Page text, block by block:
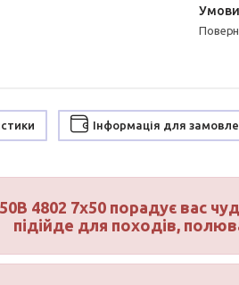
Інформація для
4802 7х50 порадує вас
підійде для походів,